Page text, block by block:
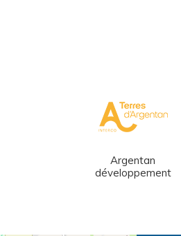
Argentan
développement